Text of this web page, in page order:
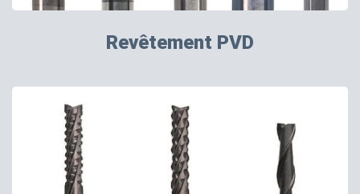
Revêtement PVD